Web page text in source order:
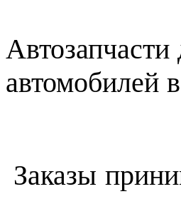
автомобилей
Заказы